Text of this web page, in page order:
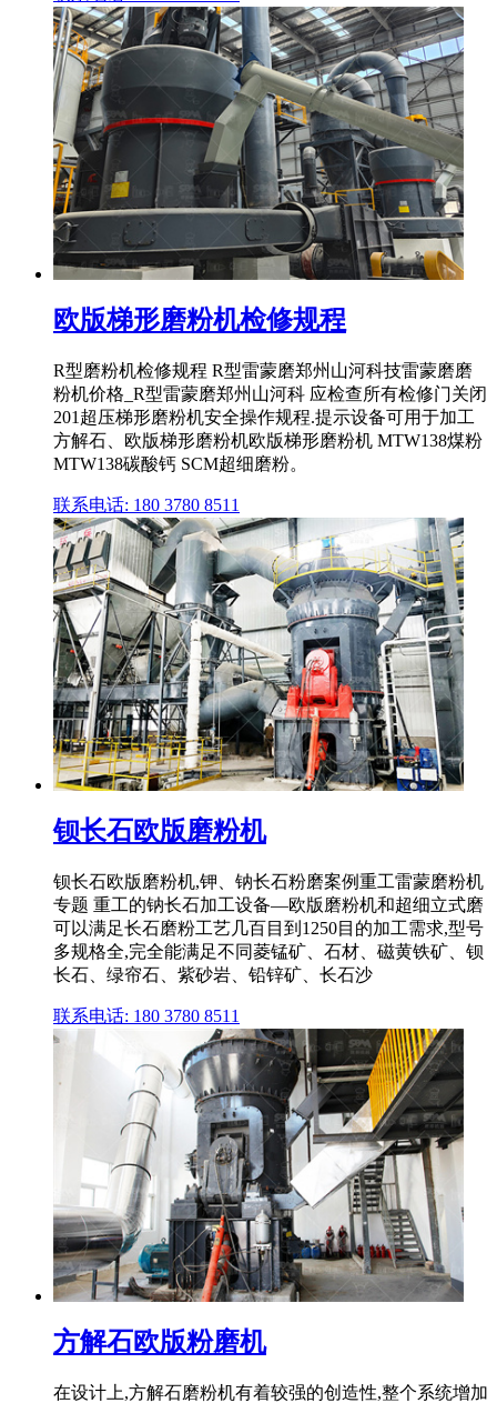
欧版梯形磨粉机检修规程
R型磨粉机检修规程 R型雷蒙磨郑州山河科技雷蒙磨磨
粉机价格_R型雷蒙磨郑州山河科 应检查所有检修门关闭
201超压梯形磨粉机安全操作规程.提示设备可用于加工
方解石、欧版梯形磨粉机欧版梯形磨粉机 MTW138煤粉
MTW138碳酸钙 SCM超细磨粉。
联系电话: 180 3780 8511
钡长石欧版磨粉机
钡长石欧版磨粉机,钾、钠长石粉磨案例重工雷蒙磨粉机
专题 重工的钠长石加工设备—欧版磨粉机和超细立式磨
可以满足长石磨粉工艺几百目到1250目的加工需求,型号
多规格全,完全能满足不同菱锰矿、石材、磁黄铁矿、钡
长石、绿帘石、紫砂岩、铅锌矿、长石沙
联系电话: 180 3780 8511
方解石欧版粉磨机
在设计上,方解石磨粉机有着较强的创造性,整个系统增加